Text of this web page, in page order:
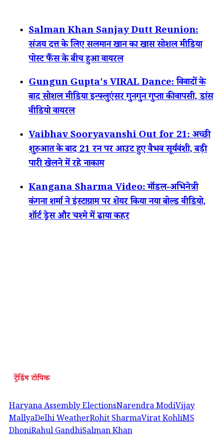
Salman Khan Sanjay Dutt Reunion:
संजय दत्त के लिए सलमान खान का खास सोशल मीडिया
पोस्ट फैंस के बीच हुआ वायरल
Gungun Gupta's VIRAL Dance: विवादों के
बाद सोशल मीडिया इन्फ्लुएंसर गुनगुन गुप्ता की वापसी, डांस
वीडियो वायरल
Vaibhav Sooryavanshi Out for 21: अच्छी
शुरुआत के बाद 21 रन पर आउट हुए वैभव सूर्यवंशी, बड़ी
पारी खेलने में रहे नाकाम
Kangana Sharma Video: मॉडल-अभिनेत्री
कंगना शर्मा ने इंस्टाग्राम पर शेयर किया नया बोल्ड वीडियो,
शॉर्ट ड्रेस और चश्मे में ढाया कहर
ट्रेंडिंग टॉपिक
Haryana Assembly ElectionsNarendra ModiVijay
MallyaDelhi WeatherRohit SharmaVirat KohliMS
DhoniRahul GandhiSalman Khan